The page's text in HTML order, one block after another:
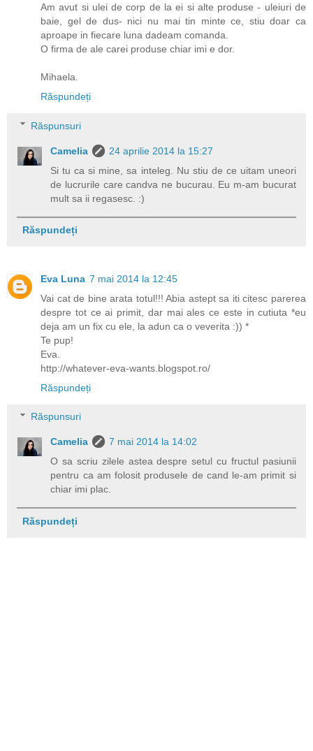
Am avut si ulei de corp de la ei si alte produse - uleiuri de
baie, gel de dus- nici nu mai tin minte ce, stiu doar ca
aproape in fiecare luna dadeam comanda.
O firma de ale carei produse chiar imi e dor.
Mihaela.
Răspundeți
Răspunsuri
Camelia
24 aprilie 2014 la 15:27
Si tu ca si mine, sa inteleg. Nu stiu de ce uitam uneori
de lucrurile care candva ne bucurau. Eu m-am bucurat
mult sa ii regasesc. :)
Răspundeți
Eva Luna 7 mai 2014 la 12:45
Vai cat de bine arata totul!!! Abia astept sa iti citesc parerea
despre tot ce ai primit, dar mai ales ce este in cutiuta *eu
deja am un fix cu ele, la adun ca o veverita :)) *
Te pup!
Eva.
http://whatever-eva-wants.blogspot.ro/
Răspundeți
Răspunsuri
Camelia
7 mai 2014 la 14:02
O sa scriu zilele astea despre setul cu fructul pasiunii
pentru ca am folosit produsele de cand le-am primit si
chiar imi plac.
Răspundeți